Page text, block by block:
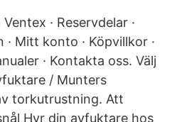
· Reservdelar ·
· Mitt konto · Köpvillkor ·
· Kontakta oss. Välj
/ Munters
torkutrustning. Att
Hyr din avfuktare hos